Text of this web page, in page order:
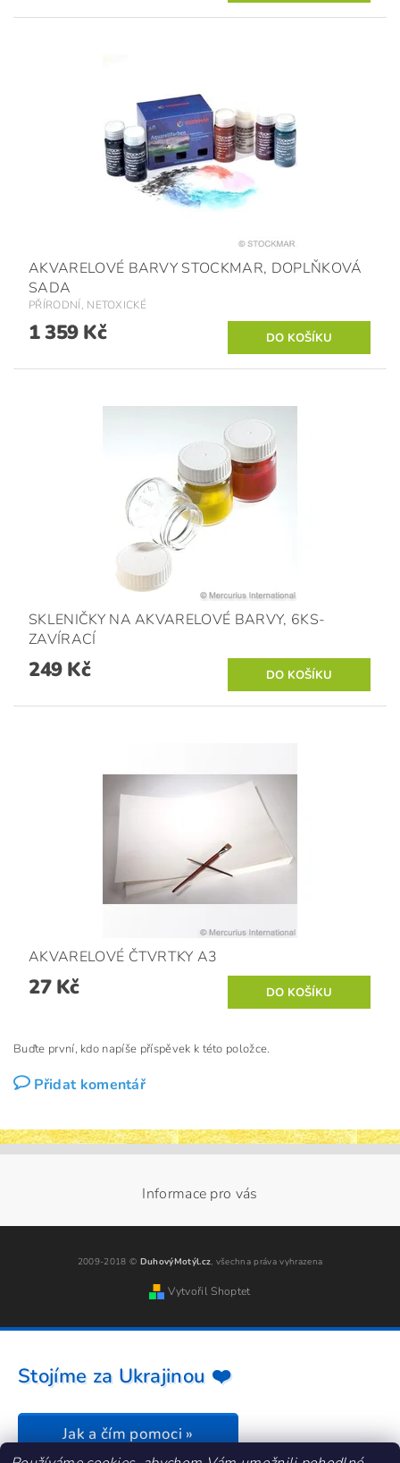
AKVARELOVÉ BARVY STOCKMAR, DOPLŇKOVÁ
SADA
PŘÍRODNÍ, NETOXICKÉ
1 359 Kč
SKLENIČKY NA AKVARELOVÉ BARVY, 6KS-
ZAVÍRACÍ
249 Kč
AKVARELOVÉ ČTVRTKY A3
27 Kč
Buďte první, kdo napíše příspěvek k této položce.
Přidat komentář
Informace pro vás
2009-2018 © DuhovýMotýl.cz, všechna práva vyhrazena
Vytvořil Shoptet
Stojíme za Ukrajinou ❤️
Jak a čím pomoci »